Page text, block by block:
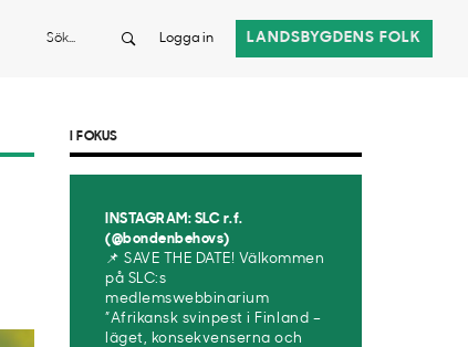
Sök Logga in LANDSBYGDENS FOLK
I FOKUS
INSTAGRAM: SLC r.f.
(@bondenbehovs)
📌 SAVE THE DATE! Välkommen
på SLC:s
medlemswebbinarium
”Afrikansk svinpest i Finland –
läget, konsekvenserna och